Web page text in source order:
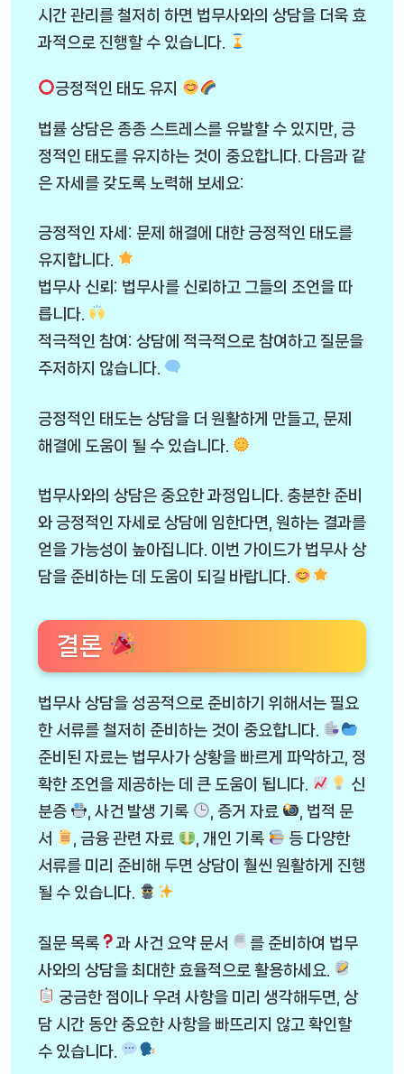
시간 관리를 철저히 하면 법무사와의 상담을 더욱 효
과적으로 진행할 수 있습니다.
긍정적인 태도 유지
법률 상담은 종종 스트레스를 유발할 수 있지만, 긍
정적인 태도를 유지하는 것이 중요합니다. 다음과 같
은 자세를 갖도록 노력해 보세요:
긍정적인 자세: 문제 해결에 대한 긍정적인 태도를
유지합니다.
법무사 신뢰: 법무사를 신뢰하고 그들의 조언을 따
릅니다.
적극적인 참여: 상담에 적극적으로 참여하고 질문을
주저하지 않습니다.
긍정적인 태도는 상담을 더 원활하게 만들고, 문제
해결에 도움이 될 수 있습니다.
법무사와의 상담은 중요한 과정입니다. 충분한 준비
와 긍정적인 자세로 상담에 임한다면, 원하는 결과를
얻을 가능성이 높아집니다. 이번 가이드가 법무사 상
담을 준비하는 데 도움이 되길 바랍니다.
결론
법무사 상담을 성공적으로 준비하기 위해서는 필요
한 서류를 철저히 준비하는 것이 중요합니다.
준비된 자료는 법무사가 상황을 빠르게 파악하고, 정
확한 조언을 제공하는 데 큰 도움이 됩니다.
신
분증
, 사건 발생 기록 , 증거 자료
, 법적 문
서
, 금융 관련 자료 , 개인 기록
등 다양한
서류를 미리 준비해 두면 상담이 훨씬 원활하게 진행
될 수 있습니다.
질문 목록 과 사건 요약 문서
를 준비하여 법무
사와의 상담을 최대한 효율적으로 활용하세요.
궁금한 점이나 우려 사항을 미리 생각해두면, 상
담 시간 동안 중요한 사항을 빠뜨리지 않고 확인할
수 있습니다.